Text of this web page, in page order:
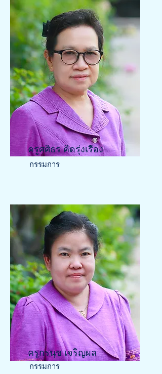
ครูศศิธร คิดรุ่งเรือง
กรรมการ
ครูกรนุช เจริญผล
กรรมการ